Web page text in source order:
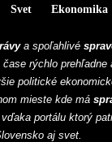
Svet Ekonomika
a spoľahlivé
rýchlo prehľadne
politické
mieste kde má
portálu ktorý
aj svet.